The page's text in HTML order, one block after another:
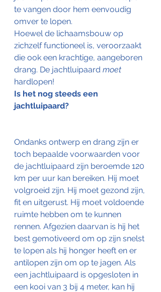
te vangen door hem eenvoudig
omver te lopen.
Hoewel de lichaamsbouw op
zichzelf functioneel is, veroorzaakt
die ook een krachtige, aangeboren
drang. De jachtluipaard moet
hardlopen!
Is het nog steeds een
jachtluipaard?
Ondanks ontwerp en drang zijn er
toch bepaalde voorwaarden voor
de jachtluipaard zijn beroemde 120
km per uur kan bereiken. Hij moet
volgroeid zijn. Hij moet gezond zijn,
fit en uitgerust. Hij moet voldoende
ruimte hebben om te kunnen
rennen. Afgezien daarvan is hij het
best gemotiveerd om op zijn snelst
te lopen als hij honger heeft en er
antilopen zijn om op te jagen. Als
een jachtluipaard is opgesloten in
een kooi van 3 bij 4 meter, kan hij